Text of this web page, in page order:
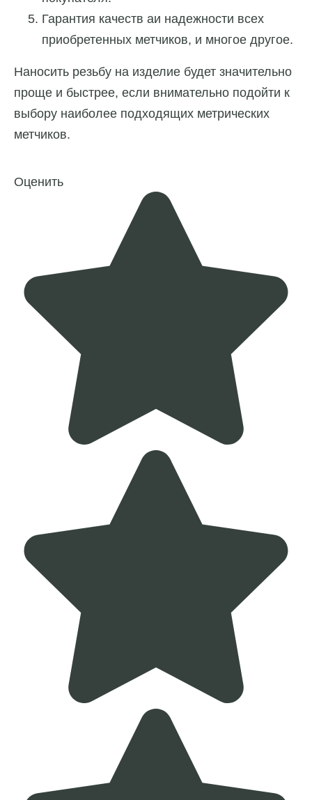
Гарантия качеств аи надежности всех
приобретенных метчиков, и многое другое.
Наносить резьбу на изделие будет значительно
проще и быстрее, если внимательно подойти к
выбору наиболее подходящих метрических
метчиков.
Оценить